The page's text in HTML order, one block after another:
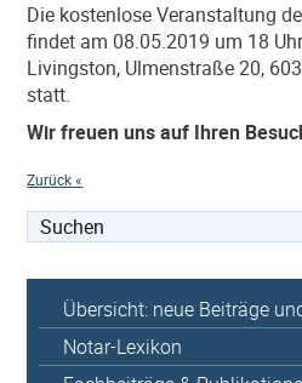
Die kostenlose Veranstaltung
findet am 08.05.2019 um 18
Livingston, Ulmenstraße 20,
statt.
Wir freuen uns auf Ihren
Zurück «
Suchen
Übersicht: neue Beiträge
Notar-Lexikon